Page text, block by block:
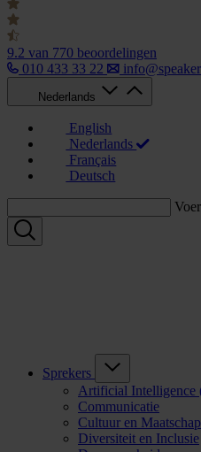
9.2 van 770 beoordelingen
010 433 33 22
Nederlands
English
Nederlands
Français
Deutsch
Sprekers
Artificial Intelligence
Communicatie
Cultuur en
Diversiteit en Inclusie